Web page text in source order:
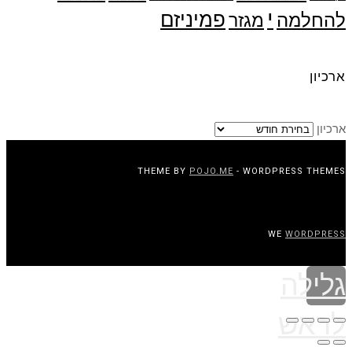
להחלמה י מגזרפמיניזם
ארכיון
ארכיון
THEME BY POJO.ME - WORDPRESS THEMES
WE WORDPRESS
גלילה
לראש